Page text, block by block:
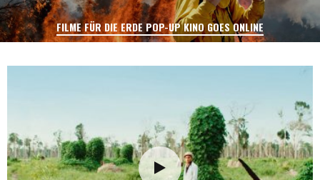
FILME FÜR DIE ERDE POP-UP KINO GOES ONLINE